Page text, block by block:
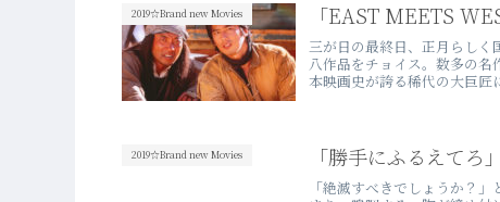
2019☆Brand new Movies 「EAST MEETS
三が日の最終日、正月らしく
八作品をチョイス。数多の
本映画史が誇る稀代の大巨
2019☆Brand new Movies 「勝手にふるえてろ
「絶滅すべきでしょうか？